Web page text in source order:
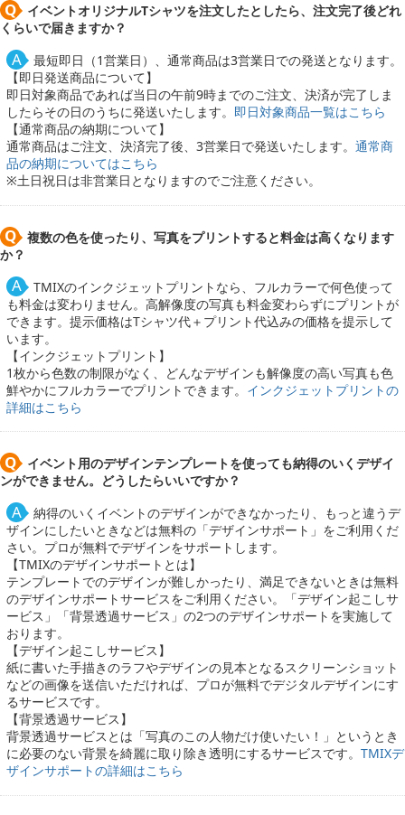
イベントオリジナルTシャツを注文したとしたら、注文完了後どれ
くらいで届きますか？
最短即日（1営業日）、通常商品は3営業日での発送となります。
【即日発送商品について】
即日対象商品であれば当日の午前9時までのご注文、決済が完了しま
したらその日のうちに発送いたします。
即日対象商品一覧はこちら
【通常商品の納期について】
通常商品はご注文、決済完了後、3営業日で発送いたします。 通常商
品の納期についてはこちら
※土日祝日は非営業日となりますのでご注意ください。
複数の色を使ったり、写真をプリントすると料金は高くなります
か？
TMIXのインクジェットプリントなら、フルカラーで何色使って
も料金は変わりません。高解像度の写真も料金変わらずにプリントが
できます。提示価格はTシャツ代＋プリント代込みの価格を提示して
います。
【インクジェットプリント】
1枚から色数の制限がなく、どんなデザインも解像度の高い写真も色
鮮やかにフルカラーでプリントできます。 インクジェットプリントの
詳細はこちら
イベント用のデザインテンプレートを使っても納得のいくデザイ
ンができません。どうしたらいいですか？
納得のいくイベントのデザインができなかったり、もっと違うデ
ザインにしたいときなどは無料の「デザインサポート」をご利用くだ
さい。プロが無料でデザインをサポートします。
【TMIXのデザインサポートとは】
テンプレートでのデザインが難しかったり、満足できないときは無料
のデザインサポートサービスをご利用ください。「デザイン起こしサ
ービス」「背景透過サービス」の2つのデザインサポートを実施して
おります。
【デザイン起こしサービス】
紙に書いた手描きのラフやデザインの見本となるスクリーンショット
などの画像を送信いただければ、プロが無料でデジタルデザインにす
るサービスです。
【背景透過サービス】
背景透過サービスとは「写真のこの人物だけ使いたい！」というとき
に必要のない背景を綺麗に取り除き透明にするサービスです。 TMIXデ
ザインサポートの詳細はこちら